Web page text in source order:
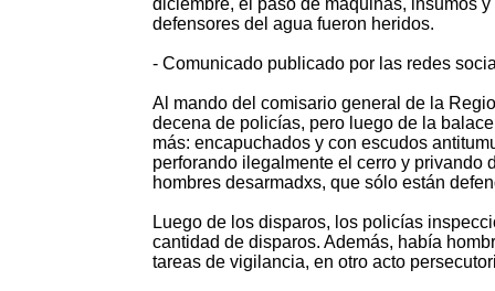
diciembre, el paso de máquinas, insumos
defensores del agua fueron heridos.
- Comunicado publicado por las redes
Al mando del comisario general de la
decena de policías, pero luego de la
más: encapuchados y con escudos
perforando ilegalmente el cerro y privando
hombres desarmadxs, que sólo están
Luego de los disparos, los policías
cantidad de disparos. Además, había
tareas de vigilancia, en otro acto